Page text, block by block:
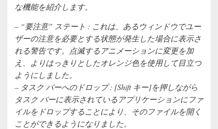
な機能を紹介します。
– “要注意” ステート : これは、あるウィンドウでユー
ザーの注意を必要とする状態が発生した場合に表示さ
れる警告です。点滅するアニメーションに変更を加
え、よりはっきりとしたオレンジ色を使用して目立つ
ようにしました。
– タスク バーへのドロップ : [Shift キー]を押しながら
タスク バーに表示されているアプリケーションにファ
イルをドロップすることにより、そのファイルを開く
ことができるようになりました。